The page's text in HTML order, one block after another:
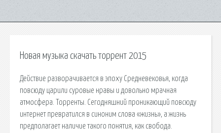
Новая музыка скачать торрент 2015
Действие разворачивается в эпоху Средневековья, когда
повсюду царили суровые нравы и довольно мрачная
атмосфера. Торренты. Сегодняшний проникающий повсюду
интернет превратился в синоним слова «жизнь», а жизнь
предполагает наличие такого понятия, как свобода.